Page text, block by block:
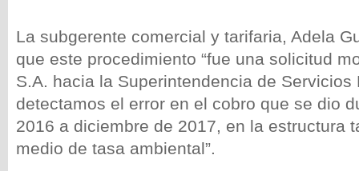
La subgerente comercial y tarifaria, Adela
que este procedimiento “fue una solicitud
S.A. hacia la Superintendencia de Servicios
detectamos el error en el cobro que se dio
2016 a diciembre de 2017, en la estructura
medio de tasa ambiental”.